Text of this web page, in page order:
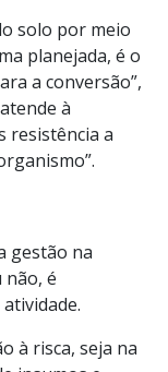
solo por meio
planejada, é o
a conversão”,
à
resistência a
gestão na
é
à risca, seja na